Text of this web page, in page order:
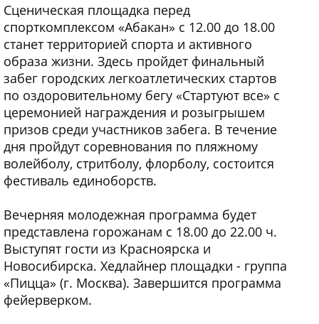
Сценическая площадка перед
спорткомплексом «Абакан» с 12.00 до 18.00
станет территорией спорта и активного
образа жизни. Здесь пройдет финальный
забег городских легкоатлетических стартов
по оздоровительному бегу «Стартуют все» с
церемонией награждения и розыгрышем
призов среди участников забега. В течение
дня пройдут соревнования по пляжному
волейболу, стритболу, флорболу, состоится
фестиваль единоборств.
Вечерняя молодежная программа будет
представлена горожанам с 18.00 до 22.00 ч.
Выступят гости из Красноярска и
Новосибирска. Хедлайнер площадки - группа
«Пицца» (г. Москва). Завершится программа
фейерверком.